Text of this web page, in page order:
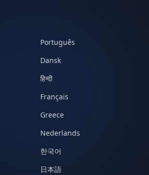
Português
Dansk
हिन्दी
Français
Greece
Nederlands
한국어
日本語